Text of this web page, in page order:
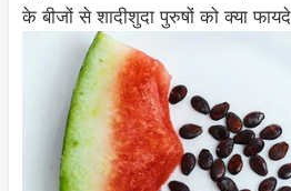
के बीजों से शादीशुदा पुरुषों को क्या